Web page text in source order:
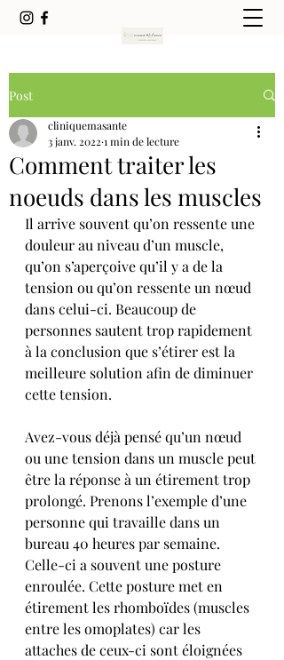
Post
Comment traiter les
noeuds dans les muscles
cliniquemasante
3 janv. 2022 1 min de lecture
Il arrive souvent qu’on ressente une
douleur au niveau d’un muscle,
qu’on s’aperçoive qu’il y a de la
tension ou qu’on ressente un nœud
dans celui-ci. Beaucoup de
personnes sautent trop rapidement
à la conclusion que s’étirer est la
meilleure solution afin de diminuer
cette tension.
Avez-vous déjà pensé qu’un nœud
ou une tension dans un muscle peut
être la réponse à un étirement trop
prolongé. Prenons l’exemple d’une
personne qui travaille dans un
bureau 40 heures par semaine.
Celle-ci a souvent une posture
enroulée. Cette posture met en
étirement les rhomboïdes (muscles
entre les omoplates) car les
attaches de ceux-ci sont éloignées